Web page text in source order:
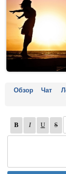
Обзор Чат